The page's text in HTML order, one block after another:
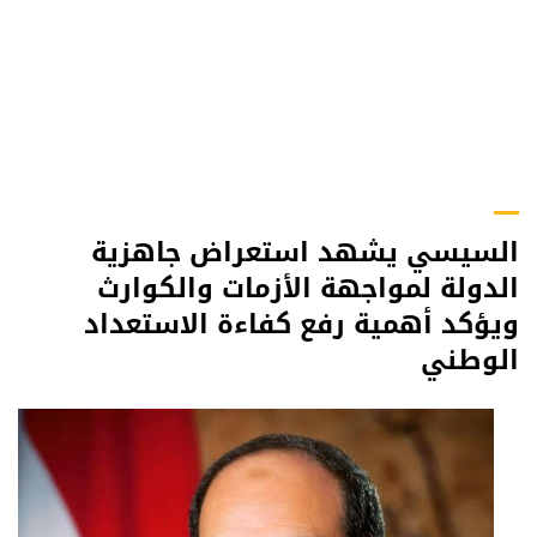
السيسي يشهد استعراض جاهزية
الدولة لمواجهة الأزمات والكوارث
ويؤكد أهمية رفع كفاءة الاستعداد
الوطني